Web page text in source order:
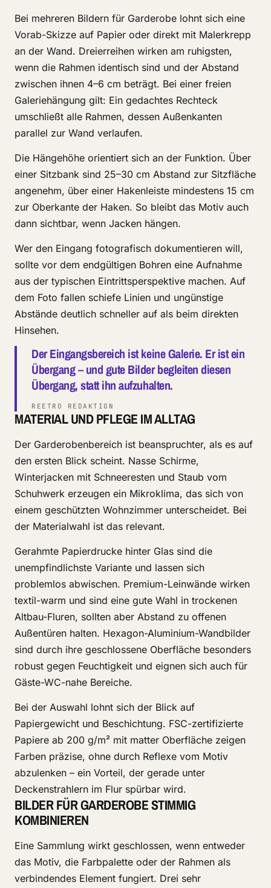
Bei mehreren Bildern für Garderobe lohnt sich eine
Vorab-Skizze auf Papier oder direkt mit Malerkrepp
an der Wand. Dreierreihen wirken am ruhigsten,
wenn die Rahmen identisch sind und der Abstand
zwischen ihnen 4–6 cm beträgt. Bei einer freien
Galeriehängung gilt: Ein gedachtes Rechteck
umschließt alle Rahmen, dessen Außenkanten
parallel zur Wand verlaufen.
Die Hängehöhe orientiert sich an der Funktion. Über
einer Sitzbank sind 25–30 cm Abstand zur Sitzfläche
angenehm, über einer Hakenleiste mindestens 15 cm
zur Oberkante der Haken. So bleibt das Motiv auch
dann sichtbar, wenn Jacken hängen.
Wer den Eingang fotografisch dokumentieren will,
sollte vor dem endgültigen Bohren eine Aufnahme
aus der typischen Eintrittsperspektive machen. Auf
dem Foto fallen schiefe Linien und ungünstige
Abstände deutlich schneller auf als beim direkten
Hinsehen.
Der Eingangsbereich ist keine Galerie. Er ist ein
Übergang – und gute Bilder begleiten diesen
Übergang, statt ihn aufzuhalten.
REETRO REDAKTION
MATERIAL UND PFLEGE IM ALLTAG
Der Garderobenbereich ist beanspruchter, als es auf
den ersten Blick scheint. Nasse Schirme,
Winterjacken mit Schneeresten und Staub vom
Schuhwerk erzeugen ein Mikroklima, das sich von
einem geschützten Wohnzimmer unterscheidet. Bei
der Materialwahl ist das relevant.
Gerahmte Papierdrucke hinter Glas sind die
unempfindlichste Variante und lassen sich
problemlos abwischen. Premium-Leinwände wirken
textil-warm und sind eine gute Wahl in trockenen
Altbau-Fluren, sollten aber Abstand zu offenen
Außentüren halten. Hexagon-Aluminium-Wandbilder
sind durch ihre geschlossene Oberfläche besonders
robust gegen Feuchtigkeit und eignen sich auch für
Gäste-WC-nahe Bereiche.
Bei der Auswahl lohnt sich der Blick auf
Papiergewicht und Beschichtung. FSC-zertifizierte
Papiere ab 200 g/m² mit matter Oberfläche zeigen
Farben präzise, ohne durch Reflexe vom Motiv
abzulenken – ein Vorteil, der gerade unter
Deckenstrahlern im Flur spürbar wird.
BILDER FÜR GARDEROBE STIMMIG
KOMBINIEREN
Eine Sammlung wirkt geschlossen, wenn entweder
das Motiv, die Farbpalette oder der Rahmen als
verbindendes Element fungiert. Drei sehr